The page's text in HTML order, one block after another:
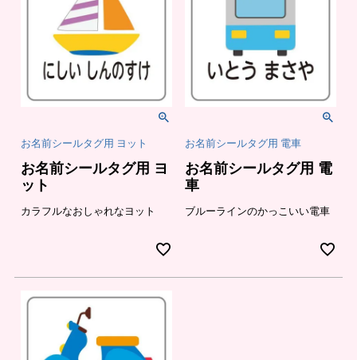
お名前シールタグ用 ヨット
お名前シールタグ用 ヨ
ット
カラフルなおしゃれなヨット
お名前シールタグ用 電車
お名前シールタグ用 電
車
ブルーラインのかっこいい電車